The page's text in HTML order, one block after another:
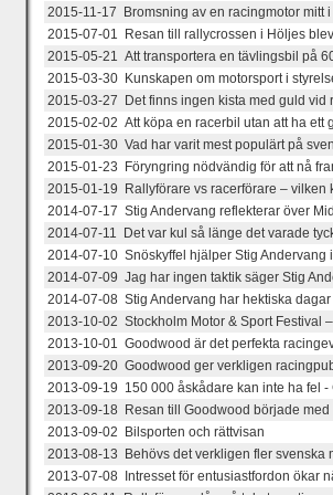
2015-11-17 Bromsning av en racingmotor mitt
2015-07-01 Resan till rallycrossen i Höljes
2015-05-21 Att transportera en tävlingsbil på
2015-03-30 Kunskapen om motorsport i
2015-03-27 Det finns ingen kista med guld vid
2015-02-02 Att köpa en racerbil utan att ha ett
2015-01-30 Vad har varit mest populärt på
2015-01-23 Föryngring nödvändig för att nå
2015-01-19 Rallyförare vs racerförare – vilken
2014-07-17 Stig Andervang reflekterar över
2014-07-11 Det var kul så länge det varade
2014-07-10 Snöskyffel hjälper Stig Andervang
2014-07-09 Jag har ingen taktik säger Stig
2014-07-08 Stig Andervang har hektiska dagar
2013-10-02 Stockholm Motor & Sport Festival
2013-10-01 Goodwood är det perfekta
2013-09-20 Goodwood ger verkligen
2013-09-19 150 000 åskådare kan inte ha fel -
2013-09-18 Resan till Goodwood började med
2013-09-02 Bilsporten och rättvisan
2013-08-13 Behövs det verkligen fler svenska
2013-07-08 Intresset för entusiastfordon ökar